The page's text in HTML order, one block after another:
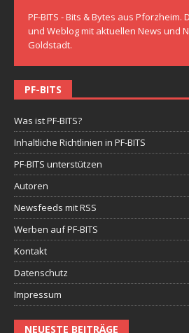
PF-BITS - Bits & Bytes aus Pforzheim.
und Weblog mit aktuellen News und
Goldstadt.
PF-BITS
Was ist PF-BITS?
Inhaltliche Richtlinien in PF-BITS
PF-BITS unterstützen
Autoren
Newsfeeds mit RSS
Werben auf PF-BITS
Kontakt
Datenschutz
Impressum
NEUESTE BEITRÄGE